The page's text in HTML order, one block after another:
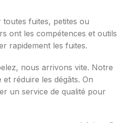
fuites, petites ou
ont les compétences et outils
rapidement les fuites.
nous arrivons vite. Notre
réduire les dégâts. On
un service de qualité pour